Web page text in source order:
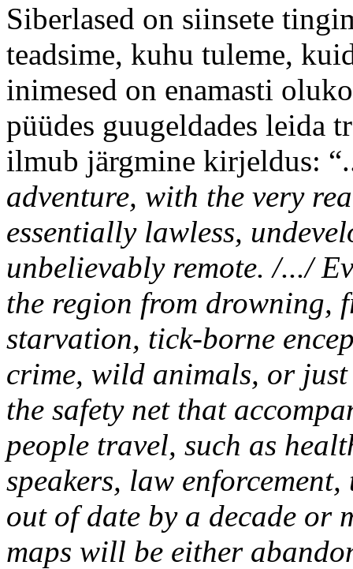
Siberlased on siinsete
teadsime, kuhu tuleme,
inimesed on enamasti
püüdes guugeldades leida
ilmub järgmine kirjeldus:
adventure, with the very
essentially lawless,
unbelievably remote. /.../
the region from drowning,
starvation, tick-borne
crime, wild animals, or
the safety net that
people travel, such as
speakers, law
out of date by a decade or
maps will be either